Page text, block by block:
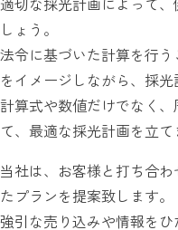
しょう。
法令に基づいた計算を行
をイメージしながら、採
計算式や数値だけでなく
て、最適な採光計画を立て
当社は、お客様と打ち合
たプランを提案致します。
強引な売り込みや情報を